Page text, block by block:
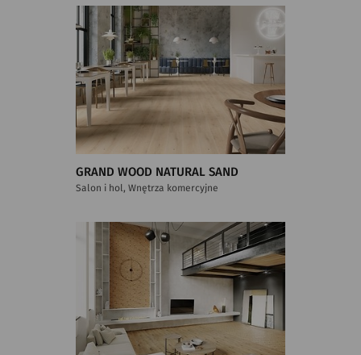
GRAND WOOD NATURAL SAND
Salon i hol, Wnętrza komercyjne